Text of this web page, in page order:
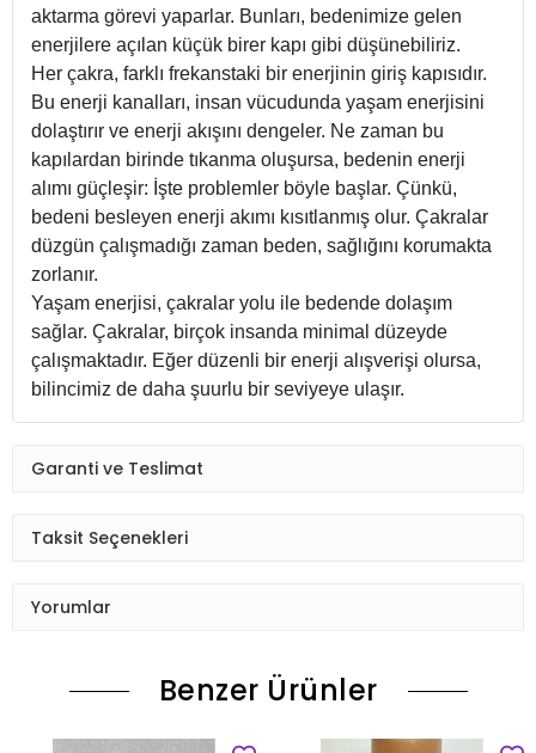
aktarma görevi yaparlar. Bunları, bedenimize gelen
enerjilere açılan küçük birer kapı gibi düşünebiliriz.
Her çakra, farklı frekanstaki bir enerjinin giriş kapısıdır.
Bu enerji kanalları, insan vücudunda yaşam enerjisini
dolaştırır ve enerji akışını dengeler. Ne zaman bu
kapılardan birinde tıkanma oluşursa, bedenin enerji
alımı güçleşir: İşte problemler böyle başlar. Çünkü,
bedeni besleyen enerji akımı kısıtlanmış olur. Çakralar
düzgün çalışmadığı zaman beden, sağlığını korumakta
zorlanır.
Yaşam enerjisi, çakralar yolu ile bedende dolaşım
sağlar. Çakralar, birçok insanda minimal düzeyde
çalışmaktadır. Eğer düzenli bir enerji alışverişi olursa,
bilincimiz de daha şuurlu bir seviyeye ulaşır.
Garanti ve Teslimat
Taksit Seçenekleri
Yorumlar
Benzer Ürünler